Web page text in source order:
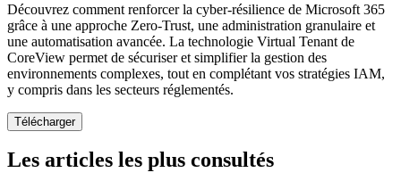
Découvrez comment renforcer la cyber-résilience de Microsoft 365
grâce à une approche Zero-Trust, une administration granulaire et
une automatisation avancée. La technologie Virtual Tenant de
CoreView permet de sécuriser et simplifier la gestion des
environnements complexes, tout en complétant vos stratégies IAM,
y compris dans les secteurs réglementés.
Les articles les plus consultés